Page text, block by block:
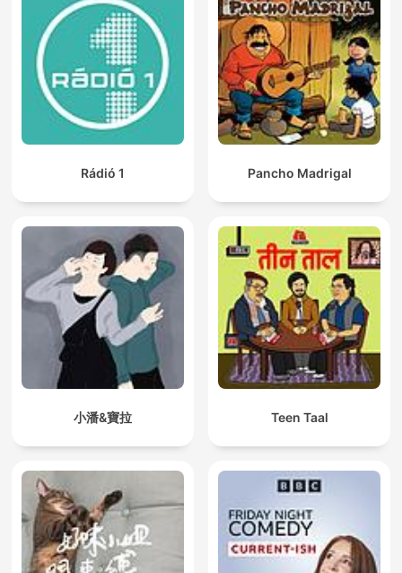
Rádió 1 Pancho Madrigal
小潘&寶拉 Teen Taal